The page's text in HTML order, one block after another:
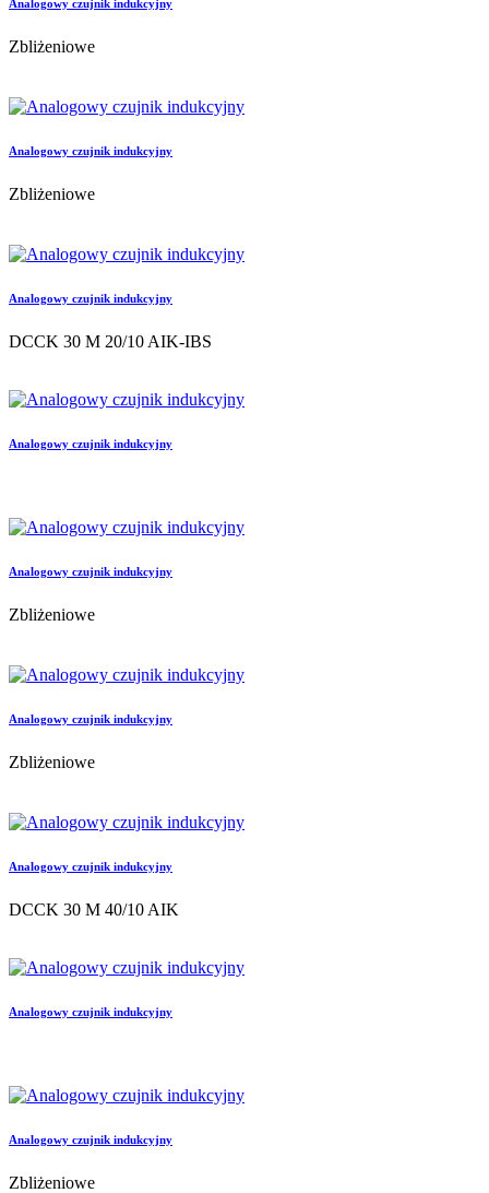
Analogowy czujnik indukcyjny
Zbliżeniowe
Analogowy czujnik indukcyjny
Zbliżeniowe
Analogowy czujnik indukcyjny
DCCK 30 M 20/10 AIK-IBS
Analogowy czujnik indukcyjny
Analogowy czujnik indukcyjny
Zbliżeniowe
Analogowy czujnik indukcyjny
Zbliżeniowe
Analogowy czujnik indukcyjny
DCCK 30 M 40/10 AIK
Analogowy czujnik indukcyjny
Analogowy czujnik indukcyjny
Zbliżeniowe